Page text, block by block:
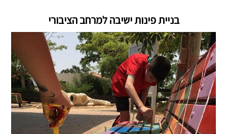
בניית פינות ישיבה למרחב הציבורי